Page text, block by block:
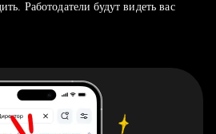
Работодатели будут видеть вас